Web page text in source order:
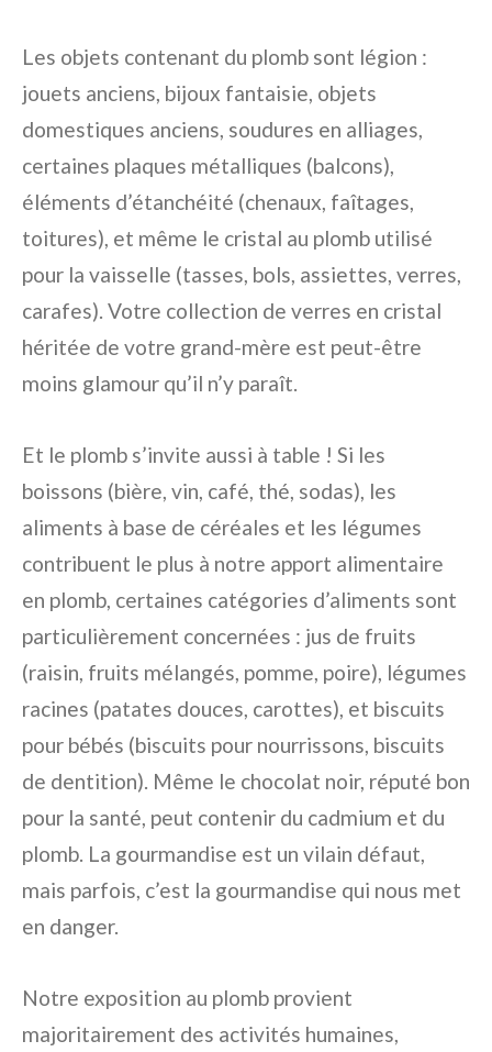
Les objets contenant du plomb sont légion :
jouets anciens, bijoux fantaisie, objets
domestiques anciens, soudures en alliages,
certaines plaques métalliques (balcons),
éléments d’étanchéité (chenaux, faîtages,
toitures), et même le cristal au plomb utilisé
pour la vaisselle (tasses, bols, assiettes, verres,
carafes). Votre collection de verres en cristal
héritée de votre grand-mère est peut-être
moins glamour qu’il n’y paraît.
Et le plomb s’invite aussi à table ! Si les
boissons (bière, vin, café, thé, sodas), les
aliments à base de céréales et les légumes
contribuent le plus à notre apport alimentaire
en plomb, certaines catégories d’aliments sont
particulièrement concernées : jus de fruits
(raisin, fruits mélangés, pomme, poire), légumes
racines (patates douces, carottes), et biscuits
pour bébés (biscuits pour nourrissons, biscuits
de dentition). Même le chocolat noir, réputé bon
pour la santé, peut contenir du cadmium et du
plomb. La gourmandise est un vilain défaut,
mais parfois, c’est la gourmandise qui nous met
en danger.
Notre exposition au plomb provient
majoritairement des activités humaines,